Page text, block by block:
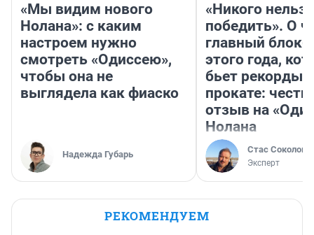
«Мы видим нового
Нолана»: с каким
настроем нужно
смотреть «Одиссею»,
чтобы она не
выглядела как фиаско
Надежда Губарь
«Никого нельзя
победить». О
главный
этого года,
бьет рекорды в
прокате:
отзыв на
Нолана
Стас Соколов
Эксперт
РЕКОМЕНДУЕМ